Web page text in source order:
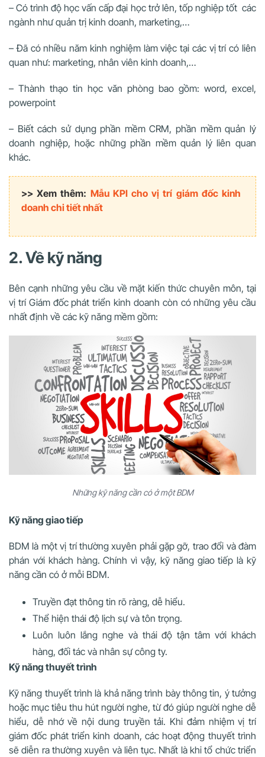
– Có trình độ học vấn cấp đại học trở lên, tốp nghiệp tốt các
ngành như quản trị kinh doanh, marketing,…
– Đã có nhiều năm kinh nghiệm làm việc tại các vị trí có liên
quan như: marketing, nhân viên kinh doanh,…
– Thành thạo tin học văn phòng bao gồm: word, excel,
powerpoint
– Biết cách sử dụng phần mềm CRM, phần mềm quản lý
doanh nghiệp, hoặc những phần mềm quản lý liên quan
khác.
>> Xem thêm: Mẫu KPI cho vị trí giám đốc kinh
doanh chi tiết nhất
2. Về kỹ năng
Bên cạnh những yêu cầu về mặt kiến thức chuyên môn, tại
vị trí Giám đốc phát triển kinh doanh còn có những yêu cầu
nhất định về các kỹ năng mềm gồm:
Những kỹ năng cần có ở một BDM
Kỹ năng giao tiếp
BDM là một vị trí thường xuyên phải gặp gỡ, trao đổi và đàm
phán với khách hàng. Chính vì vậy, kỹ năng giao tiếp là kỹ
năng cần có ở mỗi BDM.
Truyền đạt thông tin rõ ràng, dễ hiểu.
Thể hiện thái độ lịch sự và tôn trọng.
Luôn luôn lắng nghe và thái độ tận tâm với khách
hàng, đối tác và nhân sự công ty.
Kỹ năng thuyết trình
Kỹ năng thuyết trình là khả năng trình bày thông tin, ý tưởng
hoặc mục tiêu thu hút người nghe, từ đó giúp người nghe dễ
hiểu, dễ nhớ về nội dung truyền tải. Khi đảm nhiệm vị trí
giám đốc phát triển kinh doanh, các hoạt động thuyết trình
sẽ diễn ra thường xuyên và liên tục. Nhất là khi tổ chức triển